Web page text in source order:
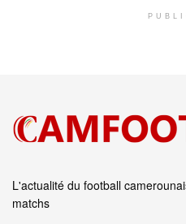
L'actualité du football
matchs